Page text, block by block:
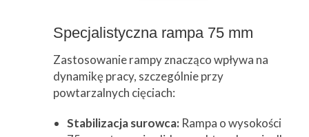
Specjalistyczna rampa 75 mm
Zastosowanie rampy znacząco wpływa na
dynamikę pracy, szczególnie przy
powtarzalnych cięciach:
Stabilizacja surowca:Rampa o wysokości